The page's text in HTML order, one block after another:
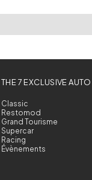
THE 7 EXCLUSIVE AUTO
Classic
Restomod
Grand Tourisme
Supercar
Racing
Évènements